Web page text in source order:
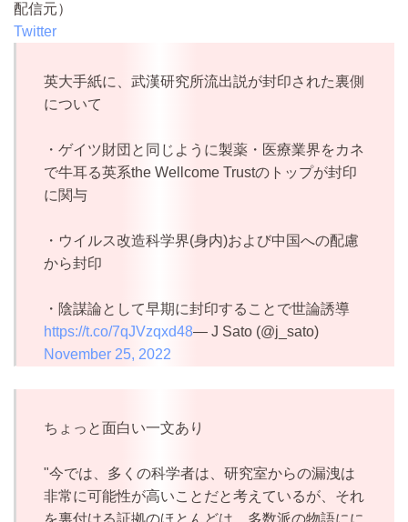
配信元）
Twitter
英大手紙に、武漢研究所流出説が封印された裏側
について
・ゲイツ財団と同じように製薬・医療業界をカネ
で牛耳る英系the Wellcome Trustのトップが封印
に関与
・ウイルス改造科学界(身内)および中国への配慮
から封印
・陰謀論として早期に封印することで世論誘導
https://t.co/7qJVzqxd48— J Sato (@j_sato)
November 25, 2022
ちょっと面白い一文あり
"今では、多くの科学者は、研究室からの漏洩は
非常に可能性が高いことだと考えているが、それ
を裏付ける証拠のほとんどは、多数派の物語にに